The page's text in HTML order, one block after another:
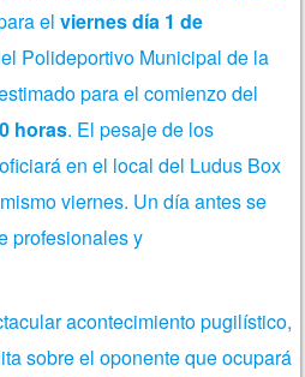
elviernes día 1 de
Polideportivo Municipal de la
para el comienzo del
horas. El pesaje de los
en el local del Ludus Box
viernes. Un día antes se
profesionales y
acontecimiento pugilístico,
sobre el oponente que ocupará